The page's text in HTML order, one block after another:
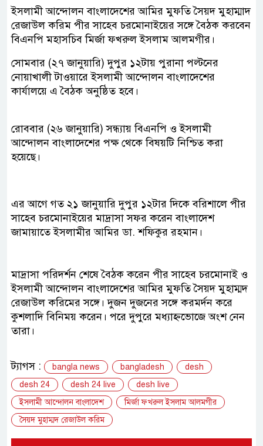
ইসলামী আন্দোলন বাংলাদেশের আমির মুফতি সৈয়দ মুহাম্মাদ
রেজাউল করিম পীর সাহেব চরমোনাইয়ের সঙ্গে বৈঠক করবেন
বিএনপি মহাসচিব মির্জা ফখরুল ইসলাম আলমগীর।
সোমবার (২৭ জানুয়ারি) দুপুর ১২টায় পুরানা পল্টনের
নোয়াখালী টাওয়ারে ইসলামী আন্দোলন বাংলাদেশের
কার্যালয়ে এ বৈঠক অনুষ্ঠিত হবে।
রোববার (২৬ জানুয়ারি) সন্ধ্যায় বিএনপি ও ইসলামী
আন্দোলন বাংলাদেশের পক্ষ থেকে বিষয়টি নিশ্চিত করা
হয়েছে।
এর আগে গত ২১ জানুয়ারি দুপুর ১২টার দিকে বরিশালে পীর
সাহেব চরমোনাইয়ের মাদ্রাসা সফর করেন বাংলাদেশ
জামায়াতে ইসলামীর আমির ডা. শফিকুর রহমান।
মাদ্রাসা পরিদর্শন শেষে বৈঠক করেন পীর সাহেব চরমোনাই ও
ইসলামী আন্দোলন বাংলাদেশের আমির মুফতি সৈয়দ মুহাম্মদ
রেজাউল করিমের সঙ্গে। দুজন দুজনের সঙ্গে করমর্দন করে
কুশলাদি বিনিময় করেন। পরে দুপুরে মধ্যাহ্নভোজে অংশ নেন
তারা।
ট্যাগস : bangla news bangladesh
desh
desh 24
desh 24 live
desh live
ইসলামী আন্দোলন বাংলাদেশ
মির্জা ফখরুল ইসলাম আলমগীর
সৈয়দ মুহাম্মদ রেজাউল করিম